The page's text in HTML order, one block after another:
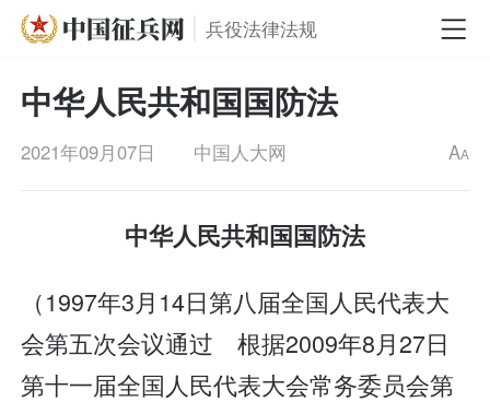
兵役法律法规
中华人民共和国国防法
2021年09月07日 中国人大网 AA
中华人民共和国国防法
（1997年3月14日第八届全国人民代表大
会第五次会议通过 根据2009年8月27日
第十一届全国人民代表大会常务委员会第